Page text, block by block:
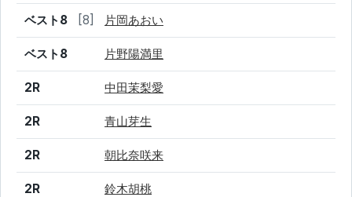
ベスト8 [8] 片岡あおい
ベスト8 片野陽満里
2R 中田茉梨愛
2R 青山芽生
2R 朝比奈咲来
2R 鈴木胡桃